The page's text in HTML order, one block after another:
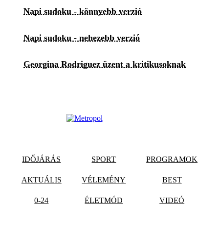
Napi sudoku - könnyebb verzió
Napi sudoku - nehezebb verzió
Georgina Rodriguez üzent a kritikusoknak
IDŐJÁRÁS SPORT PROGRAMOK
AKTUÁLIS VÉLEMÉNY BEST
0-24 ÉLETMÓD VIDEÓ